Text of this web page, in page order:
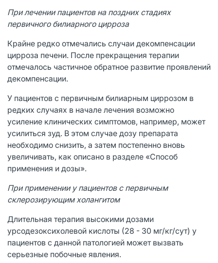
При лечении пациентов на поздних стадиях
первичного билиарного цирроза
Крайне редко отмечались случаи декомпенсации
цирроза печени. После прекращения терапии
отмечалось частичное обратное развитие проявлений
декомпенсации.
У пациентов с первичным билиарным циррозом в
редких случаях в начале лечения возможно
усиление клинических симптомов, например, может
усилиться зуд. В этом случае дозу препарата
необходимо снизить, а затем постепенно вновь
увеличивать, как описано в разделе «Способ
применения и дозы».
При применении у пациентов с первичным
склерозирующим холангитом
Длительная терапия высокими дозами
урсодезоксихолевой кислоты (28 - 30 мг/кг/сут) у
пациентов с данной патологией может вызвать
серьезные побочные явления.